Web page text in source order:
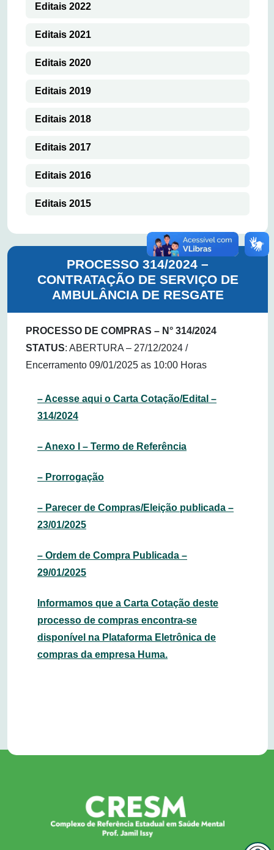
Editais 2022
Editais 2021
Editais 2020
Editais 2019
Editais 2018
Editais 2017
Editais 2016
Editais 2015
PROCESSO 314/2024 –
CONTRATAÇÃO DE SERVIÇO DE
AMBULÂNCIA DE RESGATE
PROCESSO DE COMPRAS – N° 314/2024
STATUS: ABERTURA – 27/12/2024 /
Encerramento 09/01/2025 as 10:00 Horas
– Acesse aqui o Carta Cotação/Edital –
314/2024
– Anexo I – Termo de Referência
– Prorrogação
– Parecer de Compras/Eleição publicada –
23/01/2025
– Ordem de Compra Publicada –
29/01/2025
Informamos que a Carta Cotação deste
processo de compras encontra-se
disponível na Plataforma Eletrônica de
compras da empresa Huma.